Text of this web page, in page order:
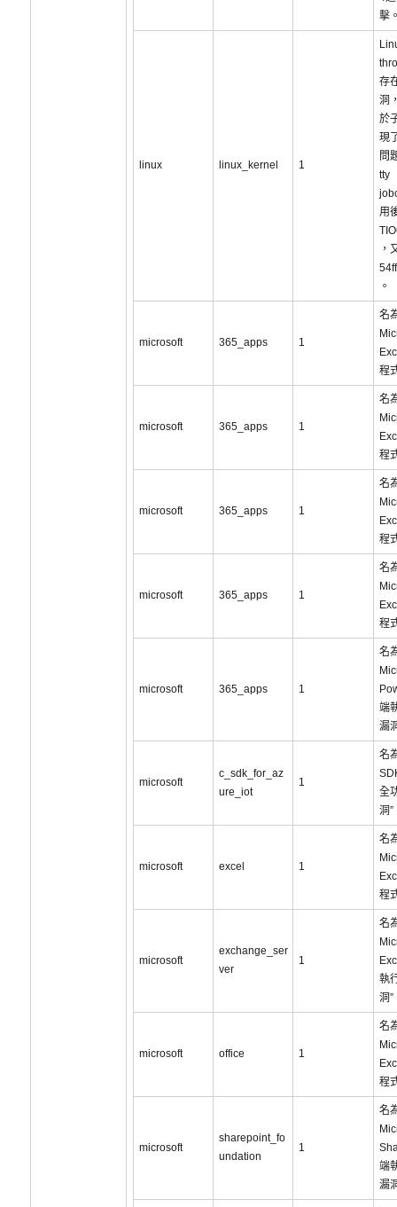
擊
linux linux_kernel 1
存
洞
於
現
問
tty
用
，
。
microsoft 365_apps 1
名
程
microsoft 365_apps 1
名
程
microsoft 365_apps 1
名
程
microsoft 365_apps 1
名
程
microsoft 365_apps 1
名
端
漏
microsoft
c_sdk_for_az
ure_iot
1
名
全
洞”
microsoft excel 1
名
程
microsoft
exchange_ser
ver
1
名
執
洞”
microsoft office 1
名
程
microsoft
sharepoint_fo
undation
1
名
端
漏